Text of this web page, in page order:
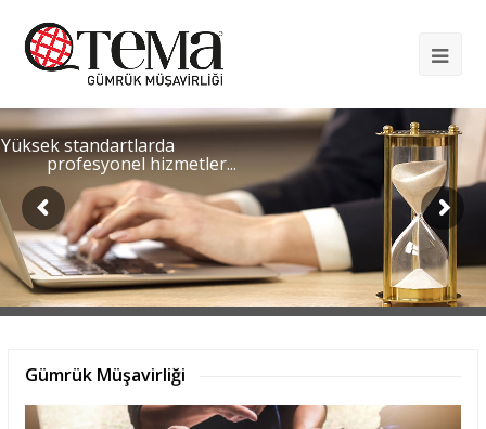
Yüksek standartlarda
profesyonel hizmetler...
Gümrük Müşavirliği